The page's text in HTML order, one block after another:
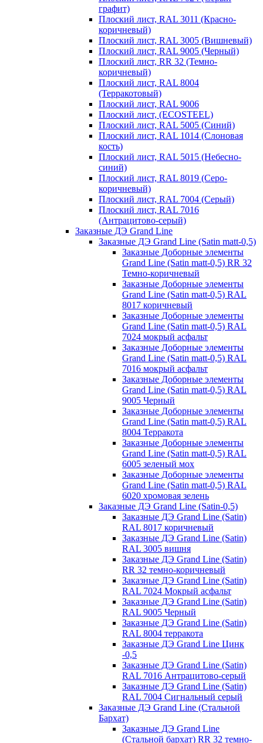
графит)
Плоский лист, RAL 3011 (Красно-
коричневый)
Плоский лист, RAL 3005 (Вишневый)
Плоский лист, RAL 9005 (Черный)
Плоский лист, RR 32 (Темно-
коричневый)
Плоский лист, RAL 8004
(Терракотовый)
Плоский лист, RAL 9006
Плоский лист, (ECOSTEEL)
Плоский лист, RAL 5005 (Синий)
Плоский лист, RAL 1014 (Слоновая
кость)
Плоский лист, RAL 5015 (Небесно-
синий)
Плоский лист, RAL 8019 (Серо-
коричневый)
Плоский лист, RAL 7004 (Серый)
Плоский лист, RAL 7016
(Антрацитово-серый)
Заказные ДЭ Grand Line
Заказные ДЭ Grand Line (Satin matt-0,5)
Заказные Доборные элементы
Grand Line (Satin matt-0,5) RR 32
Темно-коричневый
Заказные Доборные элементы
Grand Line (Satin matt-0,5) RAL
8017 коричневый
Заказные Доборные элементы
Grand Line (Satin matt-0,5) RAL
7024 мокрый асфальт
Заказные Доборные элементы
Grand Line (Satin matt-0,5) RAL
7016 мокрый асфальт
Заказные Доборные элементы
Grand Line (Satin matt-0,5) RAL
9005 Черный
Заказные Доборные элементы
Grand Line (Satin matt-0,5) RAL
8004 Терракота
Заказные Доборные элементы
Grand Line (Satin matt-0,5) RAL
6005 зеленый мох
Заказные Доборные элементы
Grand Line (Satin matt-0,5) RAL
6020 хромовая зелень
Заказные ДЭ Grand Line (Satin-0,5)
Заказные ДЭ Grand Line (Satin)
RAL 8017 коричневый
Заказные ДЭ Grand Line (Satin)
RAL 3005 вишня
Заказные ДЭ Grand Line (Satin)
RR 32 темно-коричневый
Заказные ДЭ Grand Line (Satin)
RAL 7024 Мокрый асфальт
Заказные ДЭ Grand Line (Satin)
RAL 9005 Черный
Заказные ДЭ Grand Line (Satin)
RAL 8004 терракота
Заказные ДЭ Grand Line Цинк
-0,5
Заказные ДЭ Grand Line (Satin)
RAL 7016 Антрацитово-серый
Заказные ДЭ Grand Line (Satin)
RAL 7004 Сигнальный серый
Заказные ДЭ Grand Line (Стальной
Бархат)
Заказные ДЭ Grand Line
(Стальной бархат) RR 32 темно-